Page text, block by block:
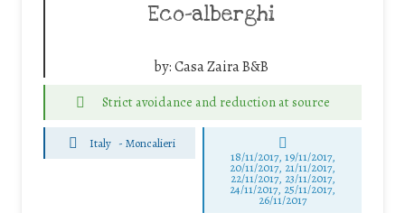
Eco-alberghi
by:Casa Zaira B&B
Strict avoidance and reduction at source
Italy - Moncalieri
18/11/2017, 19/11/2017,
20/11/2017, 21/11/2017,
22/11/2017, 23/11/2017,
24/11/2017, 25/11/2017,
26/11/2017